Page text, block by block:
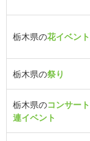
栃木県の花イベント
栃木県の祭り
栃木県のコンサー
連イベント